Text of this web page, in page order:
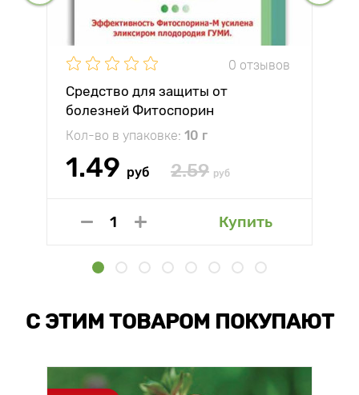
0 отзывов
Средство для защиты от
болезней Фитоспорин
Кол-во в упаковке: 10 г
1.49 руб 2.59 руб
Купить
С ЭТИМ ТОВАРОМ ПОКУПАЮТ